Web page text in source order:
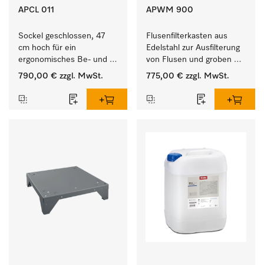
APCL 011
Sockel geschlossen, 47
cm hoch für ein
ergonomisches Be- und
Entladen von
Trockner.
790,00 € zzgl. MwSt.
APWM 900
Flusenfilterkasten aus
Edelstahl zur Ausfilterung
von Flusen und groben
Partikeln aus der Lauge.
775,00 € zzgl. MwSt.